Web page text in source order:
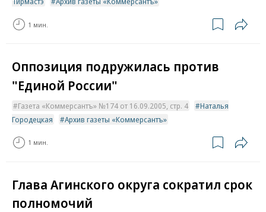
1 мин.
Оппозиция подружилась против
"Единой России"
Газета «Коммерсантъ» №174 от 16.09.2005, стр. 4
Наталья
Городецкая
Архив газеты «Коммерсантъ»
1 мин.
Глава Агинского округа сократил срок
полномочий